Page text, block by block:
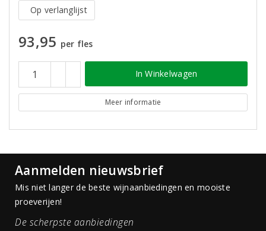
Op verlanglijst
93,95 per fles
In Winkelwagen
Meer informatie
Aanmelden nieuwsbrief
Mis niet langer de beste wijnaanbiedingen en mooiste
proeverijen!
De scherpste aanbiedingen